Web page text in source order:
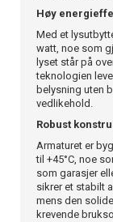
Høy
Med et
watt, noe som
lyset står på
teknologien
belysning uten
vedlikehold.
Robust
Armaturet er
til +45°C, noe
som garasjer
sikrer et stabilt
mens den
krevende